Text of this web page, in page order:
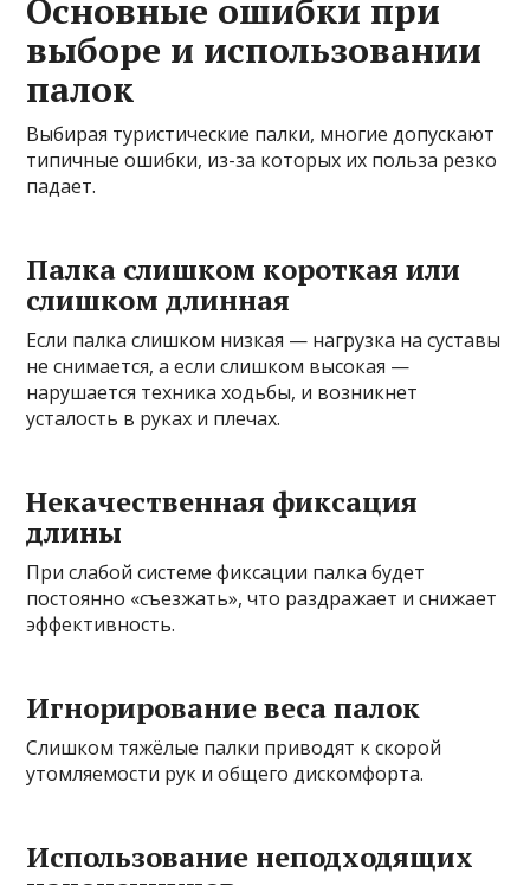
Основные ошибки при
выборе и использовании
палок
Выбирая туристические палки, многие допускают
типичные ошибки, из-за которых их польза резко
падает.
Палка слишком короткая или
слишком длинная
Если палка слишком низкая — нагрузка на суставы
не снимается, а если слишком высокая —
нарушается техника ходьбы, и возникнет
усталость в руках и плечах.
Некачественная фиксация
длины
При слабой системе фиксации палка будет
постоянно «съезжать», что раздражает и снижает
эффективность.
Игнорирование веса палок
Слишком тяжёлые палки приводят к скорой
утомляемости рук и общего дискомфорта.
Использование неподходящих